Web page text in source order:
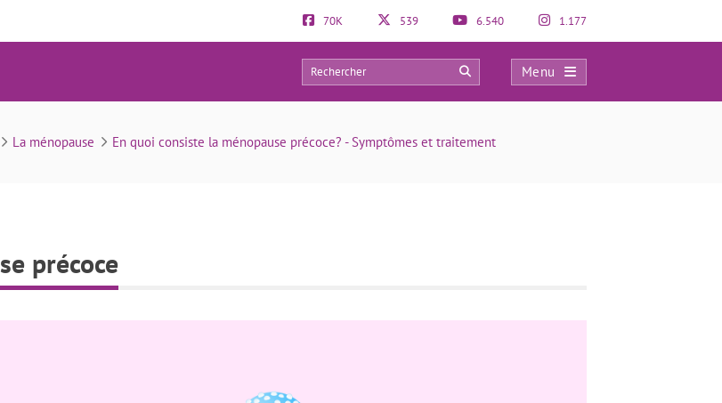
70K 539 6.540 1.177
Menu
possibles de ménopause précoce
6 0
La ménopause En quoi consiste la ménopause précoce? - Symptômes et traitement
précoce